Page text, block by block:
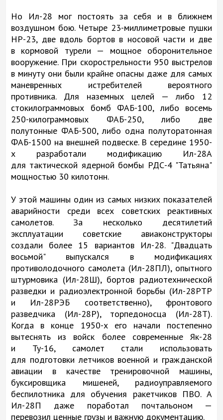
Но Ил-28 мог постоять за себя и в ближнем
воздушном бою. Четыре 23-миллиметровые пушки
НР-23, две вдоль бортов в носовой части и две
в кормовой турели — мощное оборонительное
вооружение. При скорострельности 950 выстрелов
в минуту они были крайне опасны даже для самых
маневренных истребителей вероятного
противника. Для наземных целей — либо 12
стокилограммовых бомб ФАБ-100, либо восемь
250-килограммовых ФАБ-250, либо две
полутонные ФАБ-500, либо одна полуторатонная
ФАБ-1500 на внешней подвеске. В середине 1950-
х разработали модификацию Ил-28А
для тактической ядерной бомбы РДС-4 "Татьяна"
мощностью 30 килотонн.
У этой машины один из самых низких показателей
аварийности среди всех советских реактивных
самолетов. За несколько десятилетий
эксплуатации советские авиаконструкторы
создали более 15 вариантов Ил-28. "Двадцать
восьмой" выпускался в модификациях
противолодочного самолета (Ил-28ПЛ), опытного
штурмовика (Ил-28Ш), бортов радиотехнической
разведки и радиоэлектронной борьбы (Ил-28РТР
и Ил-28РЭБ соответственно), фронтового
разведчика (Ил-28Р), торпедоносца (Ил-28Т).
Когда в конце 1950-х его начали постепенно
вытеснять из войск более современные Як-28
и Ту-16, самолет стали использовать
для подготовки летчиков военной и гражданской
авиации в качестве тренировочной машины,
буксировщика мишеней, радиоуправляемого
беспилотника для обучения ракетчиков ПВО. А
Ил-28П даже поработал почтальоном —
перевозил ценные грузы и важную документацию.